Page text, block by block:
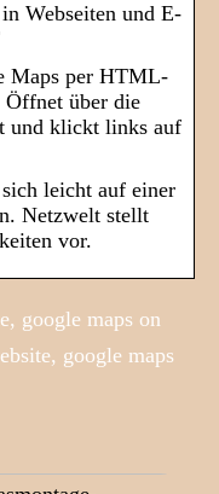
Webseiten und E-
Maps per HTML-
über die
und klickt links auf
leicht auf einer
Netzwelt stellt
vor.
google maps on
google maps